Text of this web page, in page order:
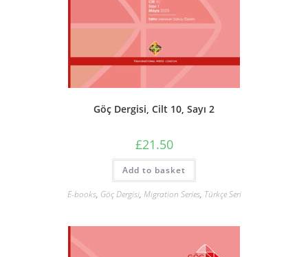
Göç Dergisi, Cilt 10, Sayı 2
£21.50
Add to basket
E-books, Göç Dergisi, Migration Series, Türkçe Seri